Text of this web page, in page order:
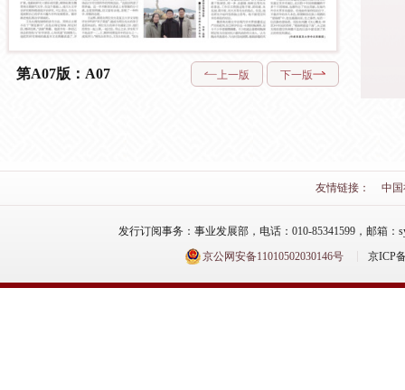
第A07版：A07 上一版 下一版
友情链接： 中
发行订阅事务：事业发展部，电话：010-85341599，邮箱：
京公网安备11010502030146号
京ICP